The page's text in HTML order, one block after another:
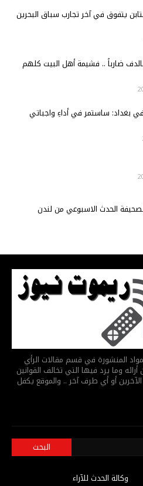
1".. فرستابن يتفوق في آخر تجارب سباق البحرين
ضارباً .. فشيمة أهل البيت كلهم
بغداد: ساستمر في أداءِ واجباتي
المنشورة في قسم مقالات الرأي
وما يرد فيها التي تخالف القوانين
أو أي طرف آخر .. والموقع يكفل
وكالة الحدث للآراء